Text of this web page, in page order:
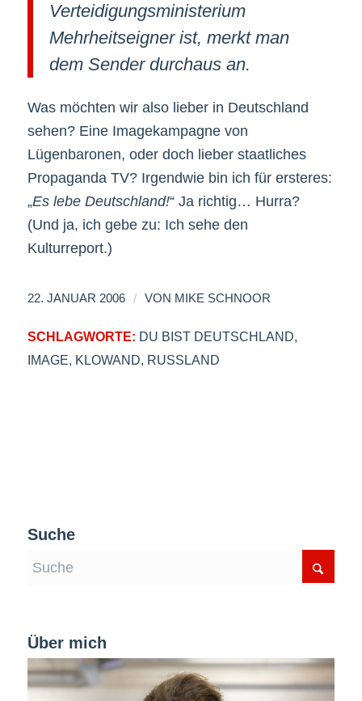
Verteidigungsministerium
Mehrheitseigner ist, merkt man
dem Sender durchaus an.
Was möchten wir also lieber in Deutschland
sehen? Eine Imagekampagne von
Lügenbaronen, oder doch lieber staatliches
Propaganda TV? Irgendwie bin ich für ersteres:
„Es lebe Deutschland!“ Ja richtig… Hurra?
(Und ja, ich gebe zu: Ich sehe den
Kulturreport.)
22. JANUAR 2006 / VON MIKE SCHNOOR
SCHLAGWORTE: DU BIST DEUTSCHLAND,
IMAGE, KLOWAND, RUSSLAND
Suche
Über mich